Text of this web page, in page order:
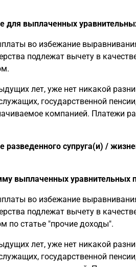
для выплаченных
во избежание
подлежат вычету в
лет, уже нет никакой
государственной
компанией. Платежи
разведенного супруга(и) /
выплаченных уравнительных
во избежание
подлежат вычету в
по статье "прочие доходы".
лет, уже нет никакой
государственной